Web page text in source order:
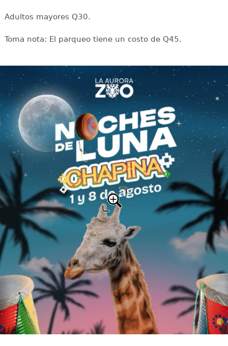
Adultos mayores Q30.
Toma nota: El parqueo tiene un costo de Q45.